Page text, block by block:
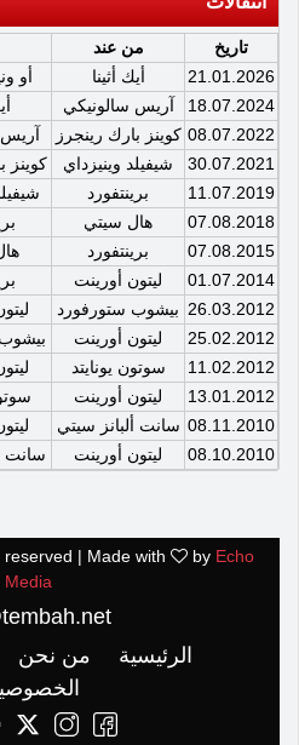
تاريخ من عند
21.01.2026
أيك أثينا أو
18.07.2024
آريس سالونيكي
08.07.2022 كوينز بارك رينجرز آريس
30.07.2021
شيفيلد وينيزداي كوينز
11.07.2019
برينتفورد
07.08.2018
هال سيتي
07.08.2015
برينتفورد
01.07.2014
ليتون أورينت
26.03.2012 بيشوب ستورفورد
25.02.2012
ليتون أورينت
11.02.2012
سوتون يونايتد
13.01.2012
ليتون أورينت
08.11.2010 سانت ألبانز سيتي
08.10.2010
ليتون أورينت سانت
reserved | Made with by Echo
Media
الرئيسية
من نحن